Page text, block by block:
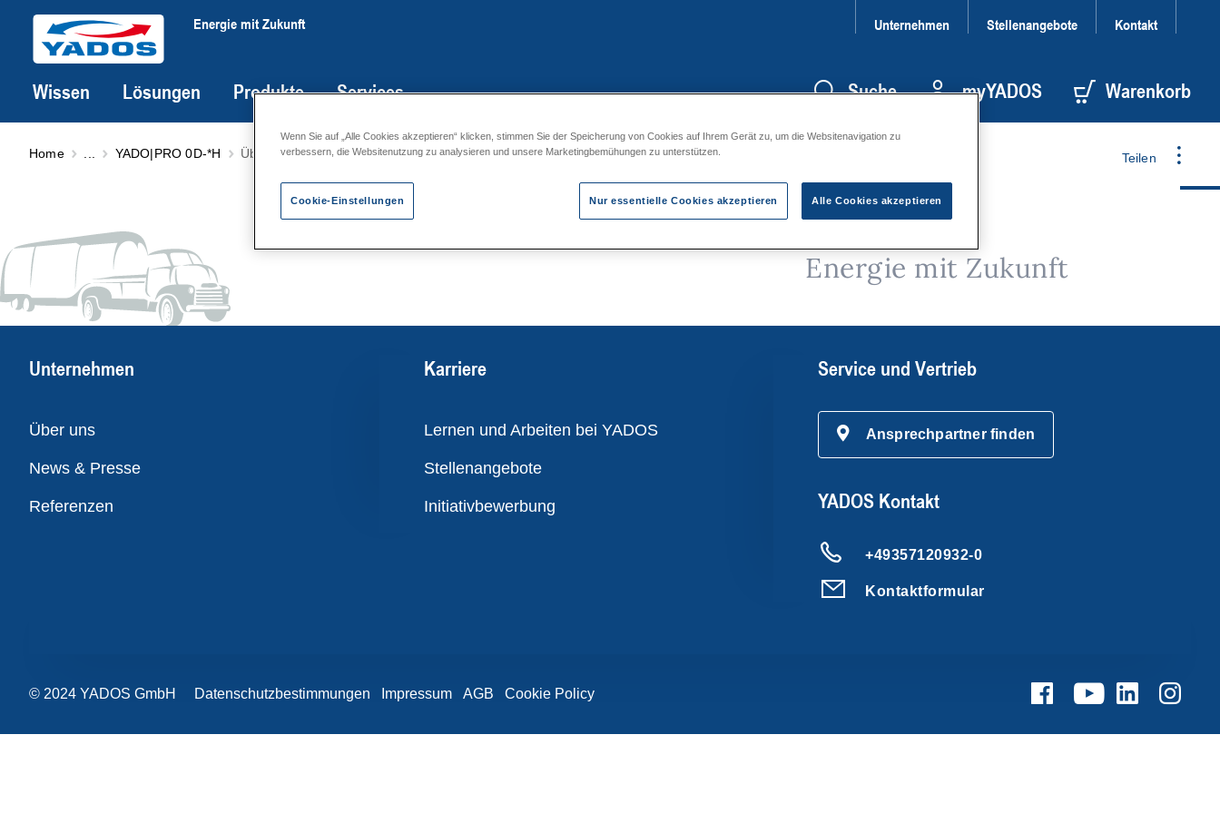
Energie mit Zukunft
Wissen Lösungen Produkte Services
Unternehmen Stellenangebote Kontakt
Suche myYADOS Warenkorb
Teilen
Home YADO|PRO 0D-*H Übergabestationen PRO KI 0D-0H
Energie mit Zukunft
Unternehmen
Übersicht
Über uns
News & Presse
Referenzen
Karriere
Übersicht
Lernen und Arbeiten bei YADOS
Stellenangebote
Initiativbewerbung
Service und Vertrieb
Ansprechpartner finden
YADOS Kontakt
+49357120932-0
Kontaktformular
© 2024 YADOS GmbH Datenschutzbestimmungen Impressum AGB Cookie Policy
Wenn Sie auf „Alle Cookies akzeptieren“ klicken, stimmen Sie der Speicherung von Cookies auf Ihrem Gerät zu, um die Websitenavigation zu
verbessern, die Websitenutzung zu analysieren und unsere Marketingbemühungen zu unterstützen.
Cookie-Einstellungen Nur essentielle Cookies akzeptieren Alle Cookies akzeptieren